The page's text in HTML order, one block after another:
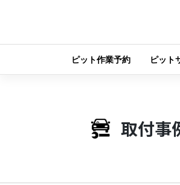
ピット作業予約 ピット
取付事